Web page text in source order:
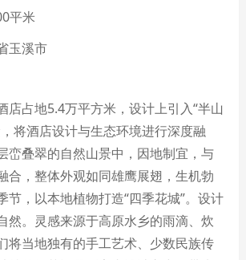
平米
玉溪市
店占地5.4万平方米，设计上引入“半山
将酒店设计与生态环境进行深度融
峦叠翠的自然山景中，因地制宜，与
合，整体外观如同雄鹰展翅，生机勃
节，以本地植物打造“四季花城”。设计
然。灵感来源于高原水乡的雨滴、炊
将当地独有的手工艺术、少数民族传